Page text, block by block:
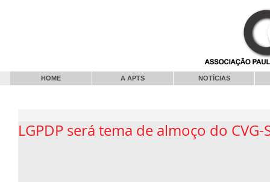
HOME A APTS NOTÍCIAS
LGPDP será tema de almoço do CVG-